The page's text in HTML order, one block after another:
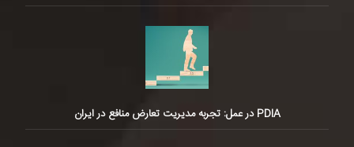
PDIA در عمل: تجربه مدیریت تعارض منافع در ایران